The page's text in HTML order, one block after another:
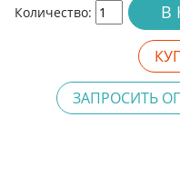
Количество: В
ЗАПРОСИТЬ